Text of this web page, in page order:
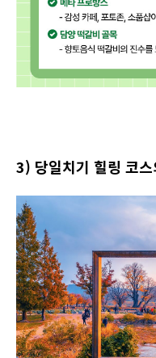
3) 당일치기 힐링 코